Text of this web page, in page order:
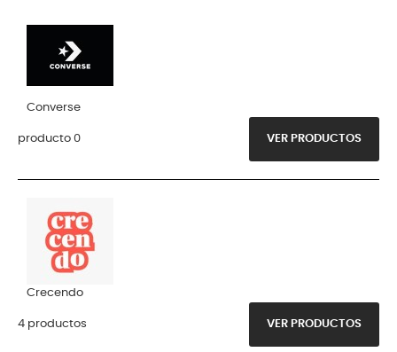
Converse
producto 0 VER PRODUCTOS
Crecendo
4 productos VER PRODUCTOS